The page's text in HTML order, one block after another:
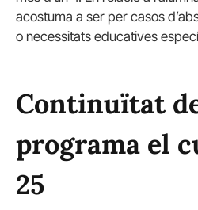
acostuma a ser per casos
o necessitats educatives
Continuïtat
programa el
25